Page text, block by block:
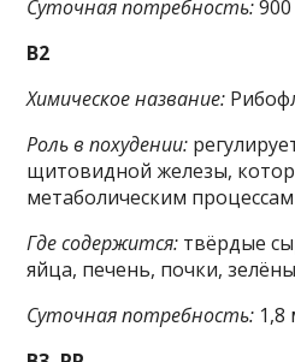
Суточная потребность:
B2
Химическое название:
Роль в похудении:
щитовидной железы,
метаболическим
Где содержится: твёрдые
яйца, печень, почки,
Суточная потребность: 1,8